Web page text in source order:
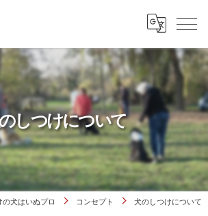
しつけについて
の犬はいぬプロ コンセプト 犬のしつけについて